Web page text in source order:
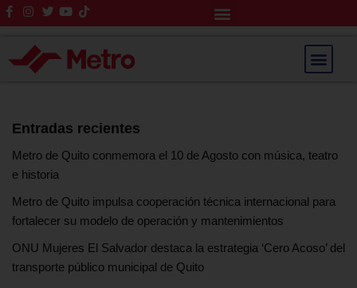
Saltar
al
Entradas recientes
Metro de Quito conmemora el 10 de Agosto con música, teatro
e historia
Metro de Quito impulsa cooperación técnica internacional para
fortalecer su modelo de operación y mantenimientos
ONU Mujeres El Salvador destaca la estrategia ‘Cero Acoso’ del
transporte público municipal de Quito